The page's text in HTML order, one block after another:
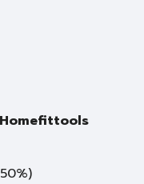
Homefittools